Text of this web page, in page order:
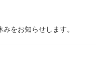
をお知らせします。